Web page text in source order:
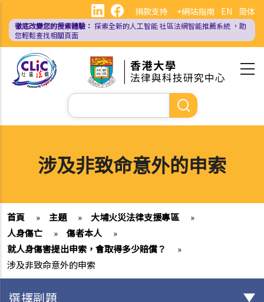
內
EN 简体
捐款支持 +網站指南
徹底改變您的搜索體驗： 探索全新的人工智能社區法網智能推薦系統 ，助
您輕鬆查找相關頁面
Search
涉及非致命意外的申索
首頁 » 主題 » 大埔火災法律支援專區
»
人身傷亡
» 傷者本人
»
就人身傷害提出申索，會取得多少賠償？
»
涉及非致命意外的申索
選擇副題